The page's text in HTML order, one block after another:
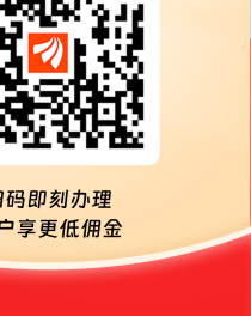
已完成尾款缴纳、法院出具
圳天微投资合伙企业（有限